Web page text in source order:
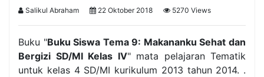
Salikul Abraham 22 Oktober 2018 5270 Views
Buku "Buku Siswa Tema 9: Makananku Sehat dan
Bergizi SD/MI Kelas IV" mata pelajaran Tematik
untuk kelas 4 SD/MI kurikulum 2013 tahun 2014. .